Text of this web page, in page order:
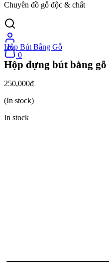
Chuyên đồ gỗ độc & chất
0
Hộp Bút Bằng Gỗ
Hộp đựng bút bằng gỗ
250,000₫
(In stock)
In stock